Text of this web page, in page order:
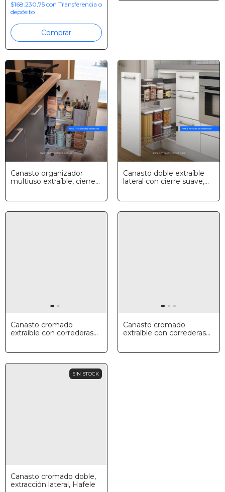
$168.230,75 con Transferencia o
depósito
Comprar
Canasto organizador
multiuso extraíble, cierre
Canasto doble extraíble
lateral con cierre suave,
Canasto cromado
extraíble con correderas
Canasto cromado
extraíble con correderas
SIN STOCK
Canasto cromado doble,
extracción lateral, Hafele